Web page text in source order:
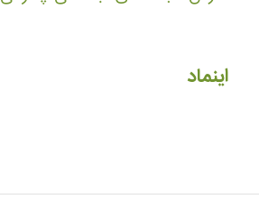
اینماد